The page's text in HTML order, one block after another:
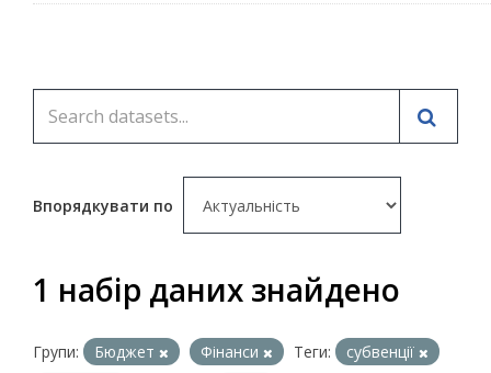
Впорядкувати по
1 набір даних знайдено
Групи: Бюджет Фінанси Теги:
субвенції